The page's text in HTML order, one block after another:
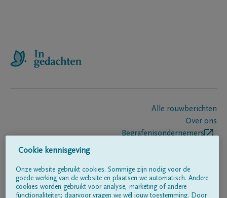
Alle rouwberichten
Over ons
Begrafenisondernemers
Volg ons op
Cookie kennisgeving
Onze website gebruikt cookies. Sommige zijn nodig voor de
goede werking van de website en plaatsen we automatisch. Andere
cookies worden gebruikt voor analyse, marketing of andere
functionaliteiten; daarvoor vragen we wél jouw toestemming. Door